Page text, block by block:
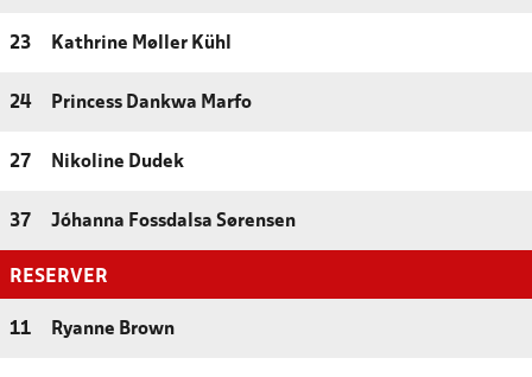
23 Kathrine Møller Kühl
24 Princess Dankwa Marfo
27 Nikoline Dudek
37 Jóhanna Fossdalsa Sørensen
RESERVER
11 Ryanne Brown